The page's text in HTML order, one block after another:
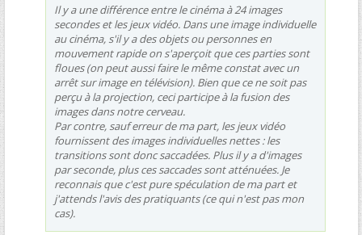
Il y a une différence entre le cinéma à 24 images
secondes et les jeux vidéo. Dans une image individuelle
au cinéma, s'il y a des objets ou personnes en
mouvement rapide on s'aperçoit que ces parties sont
floues (on peut aussi faire le même constat avec un
arrêt sur image en télévision). Bien que ce ne soit pas
perçu à la projection, ceci participe à la fusion des
images dans notre cerveau.
Par contre, sauf erreur de ma part, les jeux vidéo
fournissent des images individuelles nettes : les
transitions sont donc saccadées. Plus il y a d'images
par seconde, plus ces saccades sont atténuées. Je
reconnais que c'est pure spéculation de ma part et
j'attends l'avis des pratiquants (ce qui n'est pas mon
cas).